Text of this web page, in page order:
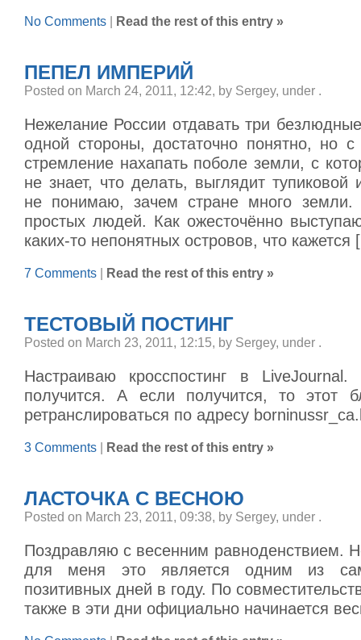
No Comments Read the rest of this entry »
ПЕПЕЛ ИМПЕРИЙ
Posted on March 24, 2011, 12:42, by Sergey, under .
Нежелание России отдавать три
одной стороны, достаточно понятно, но с
стремление нахапать поболе земли, с
не знает, что делать, выглядит
не понимаю, зачем стране много
простых людей. Как ожесточённо
каких-то непонятных островов, что
7 Comments Read the rest of this entry »
ТЕСТОВЫЙ ПОСТИНГ
Posted on March 23, 2011, 12:15, by Sergey, under .
Настраиваю кросспостинг в
получится. А если получится, то этот
ретранслироваться по адресу
3 Comments Read the rest of this entry »
ЛАСТОЧКА С ВЕСНОЮ
Posted on March 23, 2011, 09:38, by Sergey, under .
Поздравляю с весенним равноденствием.
для меня это является одним из
позитивных дней в году. По
также в эти дни официально начинается